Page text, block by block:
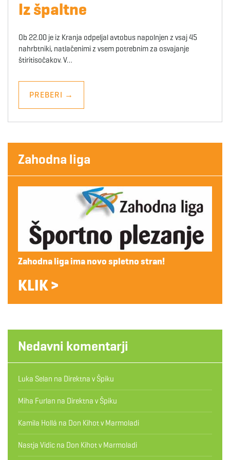
Iz špaltne
Ob 22.00 je iz Kranja odpeljal avtobus napolnjen z vsaj 45
nahrbtniki, natlačenimi z vsem potrebnim za osvajanje
štiritisočakov. V…
PREBERI →
Zahodna liga
Zahodna liga ima novo spletno stran!
KLIK >
Nedavni komentarji
Luka Selan na Direktna v Špiku
Miha Furlan na Direktna v Špiku
Kamila Hollá na Don Kihot v Marmoladi
Nastja Vidic na Don Kihot v Marmoladi